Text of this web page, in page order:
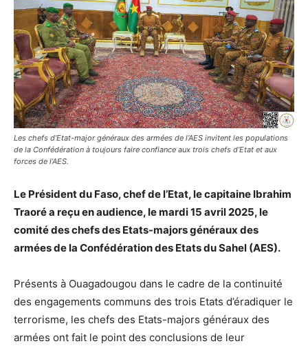
Les chefs d’Etat-major généraux des armées de l’AES invitent les populations
de la Confédération à toujours faire confiance aux trois chefs d’Etat et aux
forces de l’AES.
Le Président du Faso, chef de l’Etat, le capitaine Ibrahim
Traoré a reçu en audience, le mardi 15 avril 2025, le
comité des chefs des Etats-majors généraux des
armées de la Confédération des Etats du Sahel (AES).
Présents à Ouagadougou dans le cadre de la continuité
des engagements communs des trois Etats d’éradiquer le
terrorisme, les chefs des Etats-majors généraux des
armées ont fait le point des conclusions de leur